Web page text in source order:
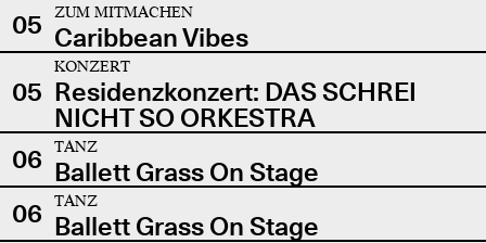
05
ZUM MITMACHEN
Caribbean Vibes
05
KONZERT
Residenzkonzert: DAS SCHREI
NICHT SO ORKESTRA
06
TANZ
Ballett Grass On Stage
06
TANZ
Ballett Grass On Stage